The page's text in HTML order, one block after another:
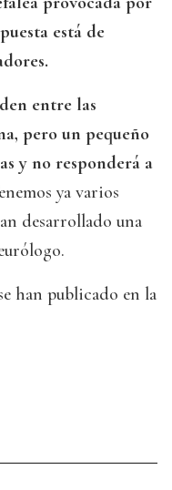
está de
entre las
pero un pequeño
y no responderá a
ya varios
desarrollado una
han publicado en la